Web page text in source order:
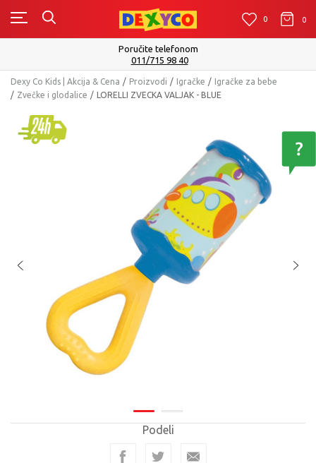
0 0 0
Poručite telefonom
011/715 98 40
Dexy Co Kids | Akcija & Cena Proizvodi Igračke
Igračke za bebe
Zvečke i glodalice
LORELLI ZVECKA VALJAK - BLUE
Podeli